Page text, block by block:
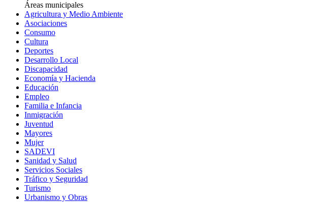
Áreas municipales
Agricultura y Medio Ambiente
Asociaciones
Consumo
Cultura
Deportes
Desarrollo Local
Discapacidad
Economía y Hacienda
Educación
Empleo
Familia e Infancia
Inmigración
Juventud
Mayores
Mujer
SADEVI
Sanidad y Salud
Servicios Sociales
Tráfico y Seguridad
Turismo
Urbanismo y Obras